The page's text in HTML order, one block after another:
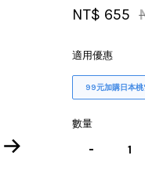
NT$ 655
適用優惠
99元加購日本桃
數量
-